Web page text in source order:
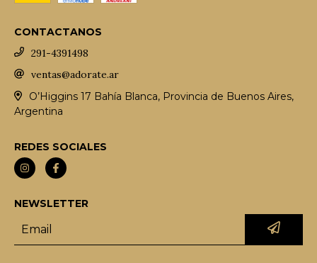
CONTACTANOS
291-4391498
ventas@adorate.ar
O’Higgins 17 Bahía Blanca, Provincia de Buenos Aires,
Argentina
REDES SOCIALES
NEWSLETTER